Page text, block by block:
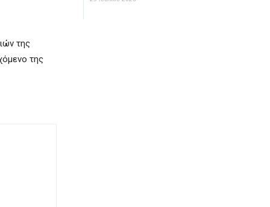
της
της